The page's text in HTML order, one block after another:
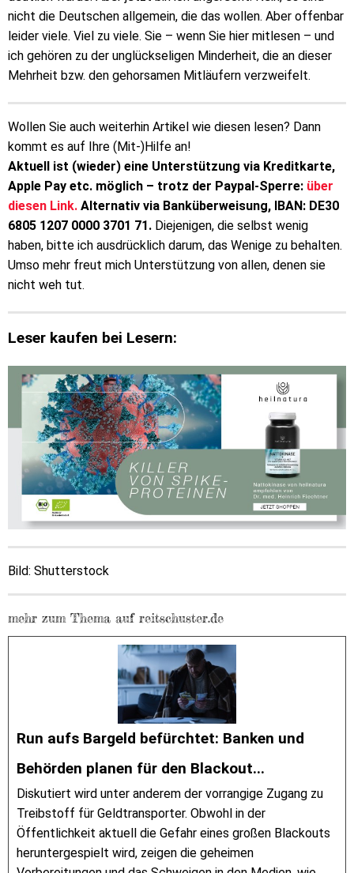
nicht die Deutschen allgemein, die das wollen. Aber offenbar
leider viele. Viel zu viele. Sie – wenn Sie hier mitlesen – und
ich gehören zu der unglückseligen Minderheit, die an dieser
Mehrheit bzw. den gehorsamen Mitläufern verzweifelt.
Wollen Sie auch weiterhin Artikel wie diesen lesen? Dann
kommt es auf Ihre (Mit-)Hilfe an!
Aktuell ist (wieder) eine Unterstützung via Kreditkarte,
Apple Pay etc. möglich – trotz der Paypal-Sperre: über
diesen Link. Alternativ via Banküberweisung, IBAN: DE30
6805 1207 0000 3701 71. Diejenigen, die selbst wenig
haben, bitte ich ausdrücklich darum, das Wenige zu behalten.
Umso mehr freut mich Unterstützung von allen, denen sie
nicht weh tut.
Leser kaufen bei Lesern:
Bild: Shutterstock
mehr zum Thema auf reitschuster.de
Run aufs Bargeld befürchtet: Banken und
Behörden planen für den Blackout...
Diskutiert wird unter anderem der vorrangige Zugang zu
Treibstoff für Geldtransporter. Obwohl in der
Öffentlichkeit aktuell die Gefahr eines großen Blackouts
heruntergespielt wird, zeigen die geheimen